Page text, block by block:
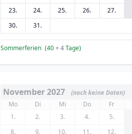
23.
24. 25. 26. 27.
30.
31.
Sommerferien (40+ 4Tage)
November 2027
(noch keine Daten)
Mo
Di Mi Do Fr
1.
2. 3. 4. 5.
8.
9. 10. 11. 12.